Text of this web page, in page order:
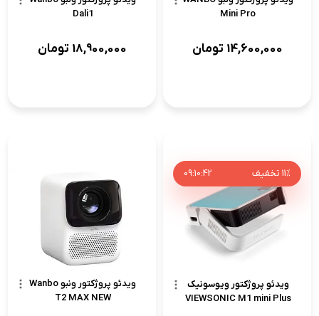
Mini Pro
14,600,000 تومان
Dali1
18,900,000 تومان
تخفیف 11%
09:10:41
ویدئو پروژکتور ویوسونیک
VIEWSONIC M1 mini Plus
ویدئو پروژکتور ونبو Wanbo
T2 MAX NEW